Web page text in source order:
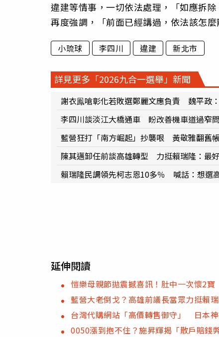
違建等情事，一切依法處理，「如應拆
再度強調，「前面已經講過，依法該怎麼
小琉球 李四川 違建 新北市
詳見更多「2026九合一選舉」新聞
謝衣鳯嗆彰化若敗選鄭麗文應負責 魏平政
李四川談淡江大橋通車 盼改善機車道過窄
藍營狂打「南方崛起」抄襲哏 黃敬雅翻舊
陳其邁卸任前談高雄轉型 力挺賴瑞隆：最
賴瑞隆民調領先柯志恩10多％ 喊話：想選
延伸閱讀
愷樂母親節拋震撼喜訊！肚中一次懷2
藍營大老倒戈？高雄前議長當眾力挺賴
台灣代購網站「高價轉售御守」 日本
0050漲到抱不住？施昇輝揭「散戶賠錢